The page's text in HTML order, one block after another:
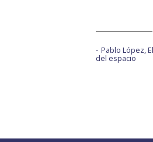
Pablo López,
del espacio